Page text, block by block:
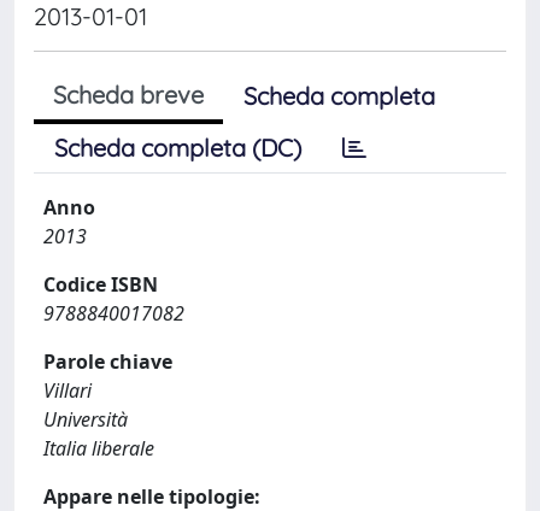
2013-01-01
Scheda breve
Scheda completa
Scheda completa (DC)
Anno
2013
Codice ISBN
9788840017082
Parole chiave
Villari
Università
Italia liberale
Appare nelle tipologie: